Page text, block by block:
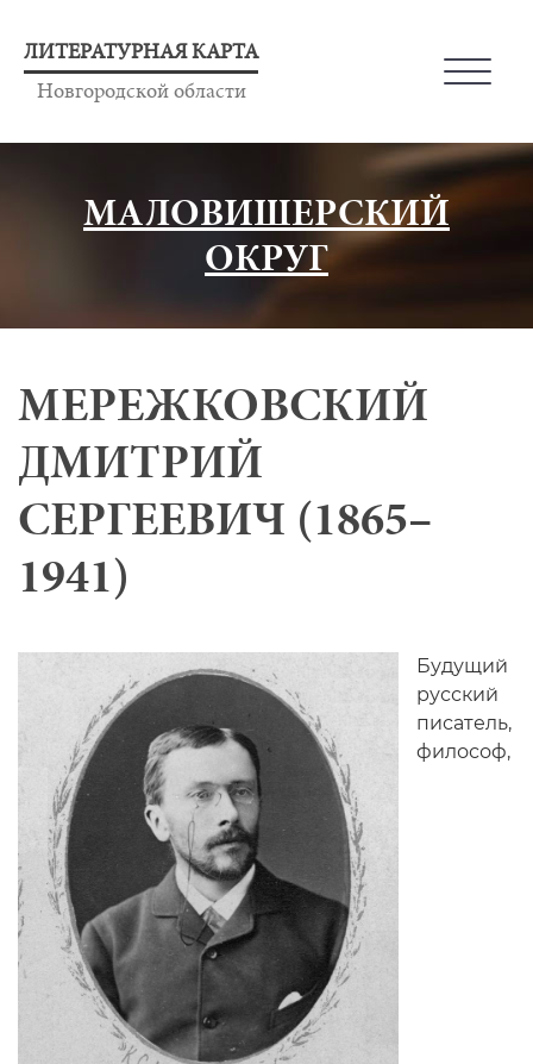
ЛИТЕРАТУРНАЯ КАРТА
Новгородской области
МАЛОВИШЕРСКИЙ
ОКРУГ
МЕРЕЖКОВСКИЙ
ДМИТРИЙ
СЕРГЕЕВИЧ (1865–
1941)
Будущий
русский
писатель,
философ,